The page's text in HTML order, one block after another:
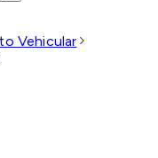
Vehicular